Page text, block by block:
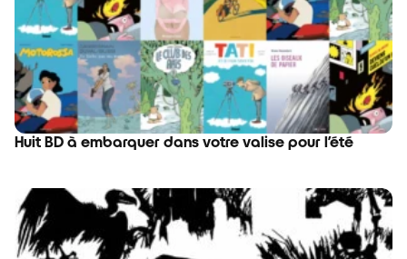
Huit BD à embarquer dans votre valise pour l’été